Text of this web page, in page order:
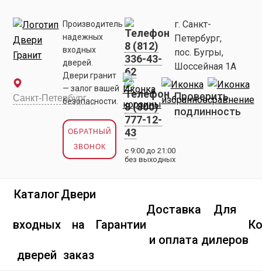
Производитель
надежных
входных
дверей.
Двери гранит
— залог вашей
безопасности.
ОБРАТНЫЙ
ЗВОНОК
8 (812)
336-43-
62
8 (800)
777-12-
43
с 9:00 до 21:00
без выходных
г. Санкт-
Петербург,
пос. Бугры,
Шоссейная 1А
Проверить
подлинность
Каталог
входных
дверей
Двери
на
заказ
Гарантии
Доставка
и оплата
Для
дилеров